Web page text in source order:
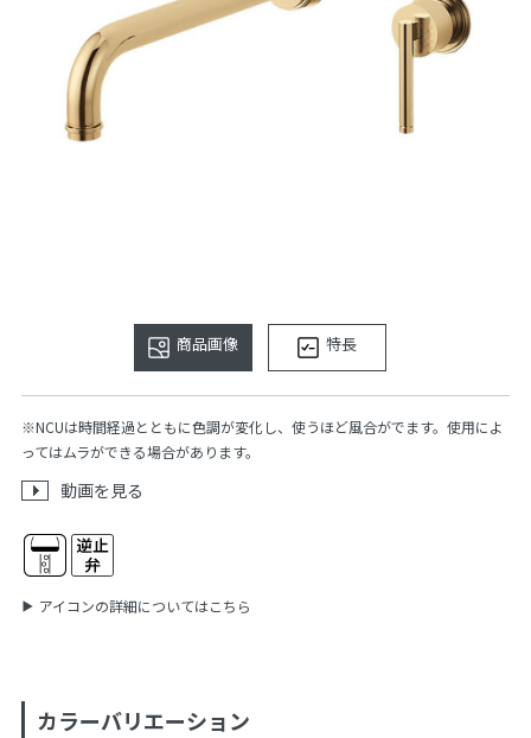
商品画像 特長
※NCUは時間経過とともに色調が変化し、使うほど風合がでます。使用によ
ってはムラができる場合があります。
動画を見る
アイコンの詳細についてはこちら
カラーバリエーション